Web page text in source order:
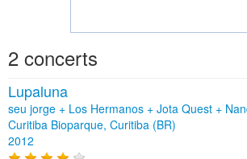
2 concerts
Lupaluna
seu jorge + Los Hermanos + Jota Quest +
Curitiba Bioparque, Curitiba (BR)
2012